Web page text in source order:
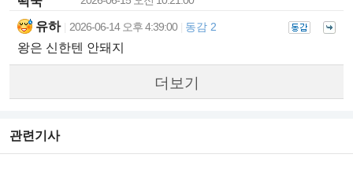
유하 2026-06-14 오후 4:39:00 동감 2
왕은 신한텐 안돼지
더보기
관련기사